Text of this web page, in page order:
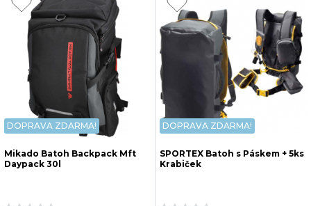
DOPRAVA ZDARMA!
Mikado Batoh Backpack Mft
Daypack 30l
DOPRAVA ZDARMA!
SPORTEX Batoh s Páskem + 5ks
Krabiček